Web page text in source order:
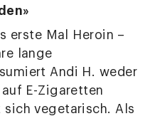
erste Mal Heroin –
lange
Andi H. weder
E-Zigaretten
sich vegetarisch. Als